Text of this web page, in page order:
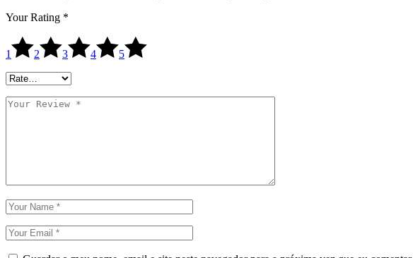
Your Rating *
1 2 3 4 5